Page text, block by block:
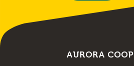
AURORA COOP